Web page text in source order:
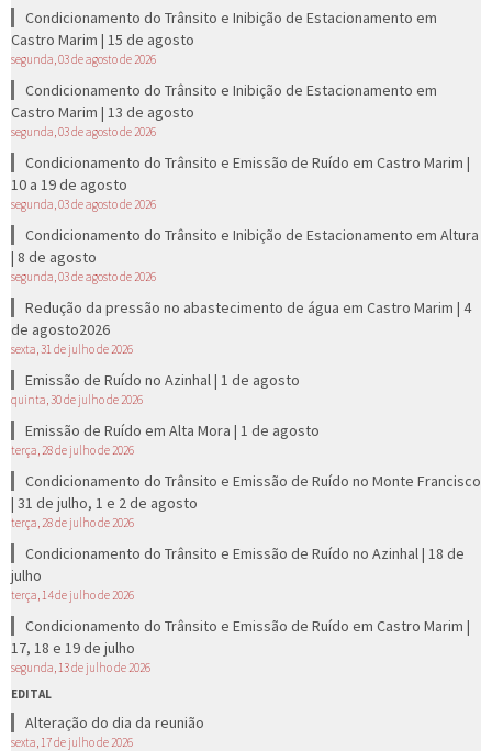
Condicionamento do Trânsito e Inibição de Estacionamento em
Castro Marim | 15 de agosto
segunda, 03 de agosto de 2026
Condicionamento do Trânsito e Inibição de Estacionamento em
Castro Marim | 13 de agosto
segunda, 03 de agosto de 2026
Condicionamento do Trânsito e Emissão de Ruído em Castro Marim |
10 a 19 de agosto
segunda, 03 de agosto de 2026
Condicionamento do Trânsito e Inibição de Estacionamento em Altura
| 8 de agosto
segunda, 03 de agosto de 2026
Redução da pressão no abastecimento de água em Castro Marim | 4
de agosto2026
sexta, 31 de julho de 2026
Emissão de Ruído no Azinhal | 1 de agosto
quinta, 30 de julho de 2026
Emissão de Ruído em Alta Mora | 1 de agosto
terça, 28 de julho de 2026
Condicionamento do Trânsito e Emissão de Ruído no Monte Francisco
| 31 de julho, 1 e 2 de agosto
terça, 28 de julho de 2026
Condicionamento do Trânsito e Emissão de Ruído no Azinhal | 18 de
julho
terça, 14 de julho de 2026
Condicionamento do Trânsito e Emissão de Ruído em Castro Marim |
17, 18 e 19 de julho
segunda, 13 de julho de 2026
EDITAL
Alteração do dia da reunião
sexta, 17 de julho de 2026